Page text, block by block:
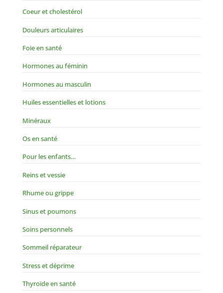
Coeur et cholestérol
Douleurs articulaires
Foie en santé
Hormones au féminin
Hormones au masculin
Huiles essentielles et lotions
Minéraux
Os en santé
Pour les enfants…
Reins et vessie
Rhume ou grippe
Sinus et poumons
Soins personnels
Sommeil réparateur
Stress et déprime
Thyroïde en santé